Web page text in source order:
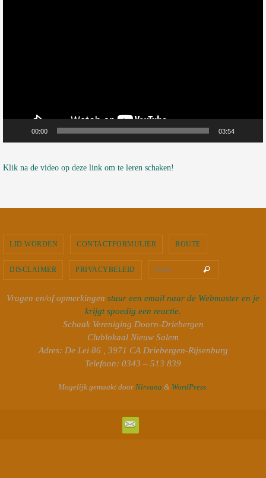
00:00 03:54
Klik na de video op deze link om te leren schaken!
LID WORDEN CONTACTFORMULIER ROUTE
DISCLAIMER PRIVACYBELEID Zoek
Vragen en/of opmerkingen stuur een email naar de Webmaster en je
krijgt spoedig een reactie.
Schaak Vereniging Doorn-Driebergen
Clublokaal Nieuw Salem
Adres: De Lei 86 , 3971 CA Driebergen-Rijsenburg
Telefoon: 0343 – 513 839
Mogelijk gemaakt door Nirvana & WordPress.